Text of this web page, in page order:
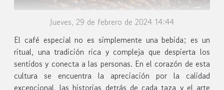
Jueves, 29 de febrero de 2024 14:44
El café especial no es simplemente una bebida; es un
ritual, una tradición rica y compleja que despierta los
sentidos y conecta a las personas. En el corazón de esta
cultura se encuentra la apreciación por la calidad